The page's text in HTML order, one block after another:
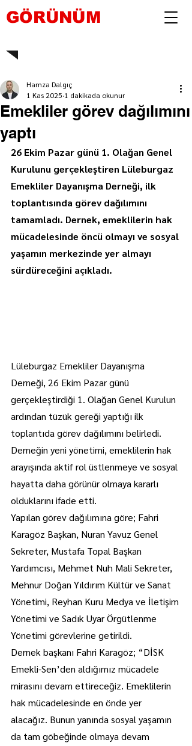
GÖRÜNÜM
Emekliler görev dağılımını
yaptı
Hamza Dalgıç
1 Kas 2025 1 dakikada okunur
26 Ekim Pazar günü 1. Olağan Genel
Kurulunu gerçekleştiren Lüleburgaz
Emekliler Dayanışma Derneği, ilk
toplantısında görev dağılımını
tamamladı. Dernek, emeklilerin hak
mücadelesinde öncü olmayı ve sosyal
yaşamın merkezinde yer almayı
sürdüreceğini açıkladı.
Lüleburgaz Emekliler Dayanışma
Derneği, 26 Ekim Pazar günü
gerçekleştirdiği 1. Olağan Genel Kurulun
ardından tüzük gereği yaptığı ilk
toplantıda görev dağılımını belirledi.
Derneğin yeni yönetimi, emeklilerin hak
arayışında aktif rol üstlenmeye ve sosyal
hayatta daha görünür olmaya kararlı
olduklarını ifade etti.
Yapılan görev dağılımına göre; Fahri
Karagöz Başkan, Nuran Yavuz Genel
Sekreter, Mustafa Topal Başkan
Yardımcısı, Mehmet Nuh Mali Sekreter,
Mehnur Doğan Yıldırım Kültür ve Sanat
Yönetimi, Reyhan Kuru Medya ve İletişim
Yönetimi ve Sadık Uyar Örgütlenme
Yönetimi görevlerine getirildi.
Dernek başkanı Fahri Karagöz; “DİSK
Emekli-Sen’den aldığımız mücadele
mirasını devam ettireceğiz. Emeklilerin
hak mücadelesinde en önde yer
alacağız. Bunun yanında sosyal yaşamın
da tam göbeğinde olmaya devam